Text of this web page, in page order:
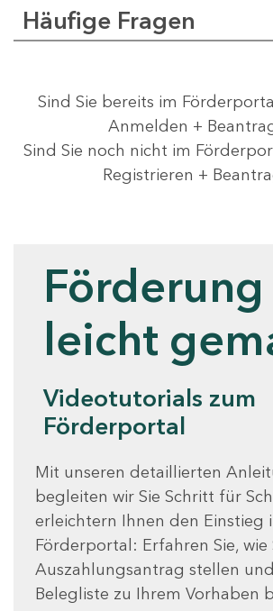
Häufige Fragen
Sind Sie bereits im
Anmelden +
Sind Sie noch nicht im
Registrieren +
Förderung
leicht
Videotutorials zum
Förderportal
Mit unseren detaillierten
begleiten wir Sie Schritt für
erleichtern Ihnen den Einstieg
Förderportal: Erfahren Sie, wie
Auszahlungsantrag stellen
Belegliste zu Ihrem Vorhaben